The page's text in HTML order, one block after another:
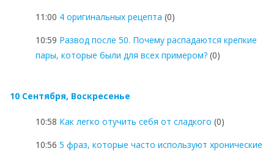
11:00 4 оригинальных рецепта (0)
10:59 Развод после 50. Почему распадаются крепкие
пары, которые были для всех примером? (0)
10 Сентября, Воскресенье
10:58 Как легко отучить себя от сладкого (0)
10:56 5 фраз, которые часто используют хронические